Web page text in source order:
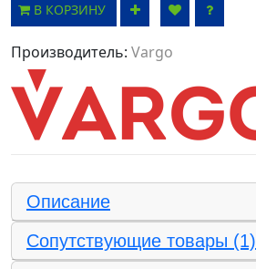
В КОРЗИНУ
Производитель: Vargo
Описание
Сопутствующие товары (1)